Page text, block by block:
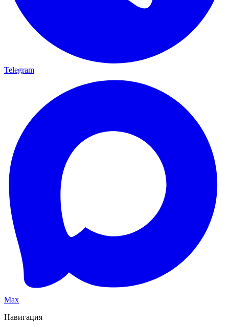
Telegram
Max
Навигация